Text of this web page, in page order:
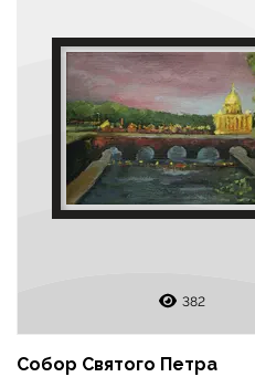
382
Собор Святого Петра